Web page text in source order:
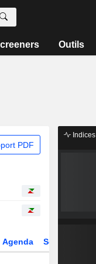
Outils
PDF
Agenda Secteur
Indices